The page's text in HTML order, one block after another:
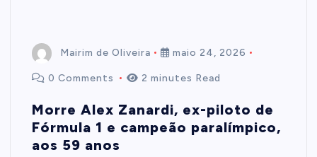
Mairim de Oliveira maio 24, 2026
0 Comments 2 minutes Read
Morre Alex Zanardi, ex-piloto de
Fórmula 1 e campeão paralímpico,
aos 59 anos